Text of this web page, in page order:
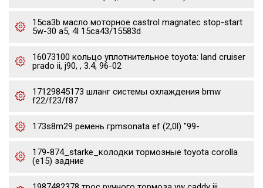
15ca3b масло моторное castrol magnatec stop-start
5w-30 a5, 4l 15ca43/15583d
16073100 кольцо уплотнительное toyota: land cruiser
prado ii, j90, , 3.4, 96-02
17129845173 шланг системы охлаждения bmw
f22/f23/f87
173s8m29 ремень грmsonata ef (2,0l) "99-
179-874_starke_колодки тормозные toyota corolla
(e15) задние